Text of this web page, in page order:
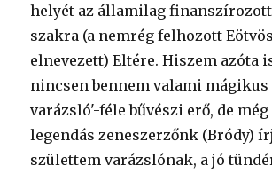
helyét az államilag
szakra (a nemrég felhozott
elnevezett) Eltére. Hiszem azóta
nincsen bennem valami mágikus
varázsló'-féle bűvészi erő, de még
legendás zeneszerzőnk (Bródy)
születtem varázslónak, a jó